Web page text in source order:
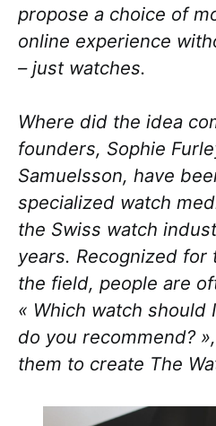
propose a choice of
online experience
– just watches.
Where did the idea
founders, Sophie
Samuelsson, have
specialized watch
the Swiss watch
years. Recognized
the field, people are
« Which watch should
do you recommend?
them to create The